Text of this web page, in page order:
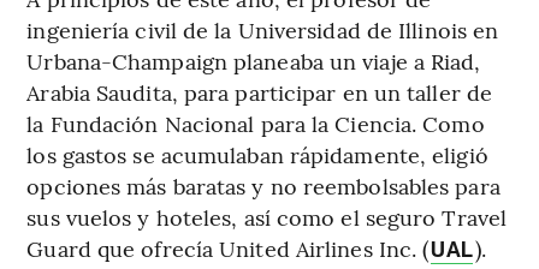
ingeniería civil de la Universidad de Illinois en
Urbana-Champaign planeaba un viaje a Riad,
Arabia Saudita, para participar en un taller de
la Fundación Nacional para la Ciencia. Como
los gastos se acumulaban rápidamente, eligió
opciones más baratas y no reembolsables para
sus vuelos y hoteles, así como el seguro Travel
Guard que ofrecía United Airlines Inc. (UAL).